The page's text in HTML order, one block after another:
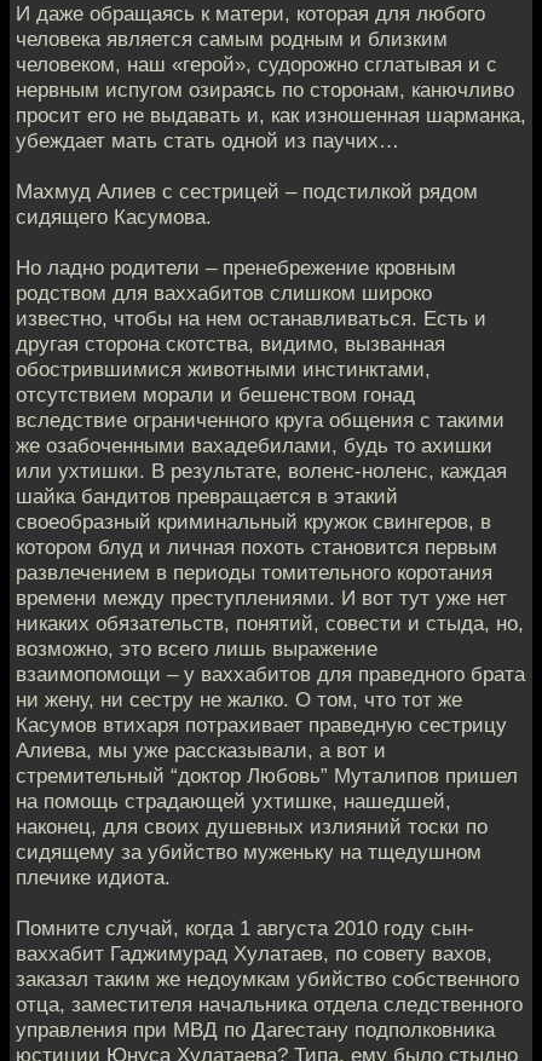
И даже обращаясь к матери, которая для любого
человека является самым родным и близким
человеком, наш «герой», судорожно сглатывая и с
нервным испугом озираясь по сторонам, канючливо
просит его не выдавать и, как изношенная шарманка,
убеждает мать стать одной из паучих…
Махмуд Алиев с сестрицей – подстилкой рядом
сидящего Касумова.
Но ладно родители – пренебрежение кровным
родством для ваххабитов слишком широко
известно, чтобы на нем останавливаться. Есть и
другая сторона скотства, видимо, вызванная
обострившимися животными инстинктами,
отсутствием морали и бешенством гонад
вследствие ограниченного круга общения с такими
же озабоченными вахадебилами, будь то ахишки
или ухтишки. В результате, воленс-ноленс, каждая
шайка бандитов превращается в этакий
своеобразный криминальный кружок свингеров, в
котором блуд и личная похоть становится первым
развлечением в периоды томительного коротания
времени между преступлениями. И вот тут уже нет
никаких обязательств, понятий, совести и стыда, но,
возможно, это всего лишь выражение
взаимопомощи – у ваххабитов для праведного брата
ни жену, ни сестру не жалко. О том, что тот же
Касумов втихаря потрахивает праведную сестрицу
Алиева, мы уже рассказывали, а вот и
стремительный “доктор Любовь” Муталипов пришел
на помощь страдающей ухтишке, нашедшей,
наконец, для своих душевных излияний тоски по
сидящему за убийство муженьку на тщедушном
плечике идиота.
Помните случай, когда 1 августа 2010 году сын-
ваххабит Гаджимурад Хулатаев, по совету вахов,
заказал таким же недоумкам убийство собственного
отца, заместителя начальника отдела следственного
управления при МВД по Дагестану подполковника
юстиции Юнуса Хулатаева? Типа, ему было стыдно